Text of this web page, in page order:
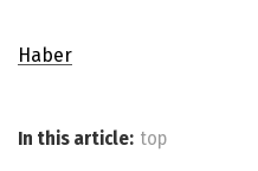
Haber
In this article: top